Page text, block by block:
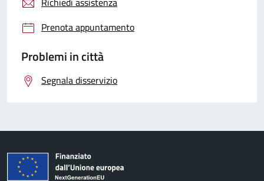
Prenota appuntamento
Problemi in città
Segnala disservizio